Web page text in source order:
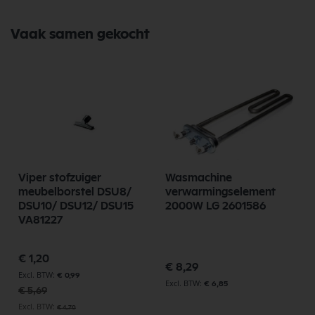
Vaak samen gekocht
Viper stofzuiger
meubelborstel DSU8/
DSU10/ DSU12/ DSU15
VA81227
Speciale
prijs
€ 1,20
€ 0,99
€ 5,69
€ 4,70
Wasmachine
verwarmingselement
2000W LG 2601586
€ 8,29
€ 6,85